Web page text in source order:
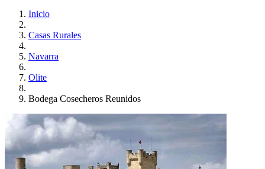
Inicio
Casas Rurales
Navarra
Olite
Bodega Cosecheros Reunidos